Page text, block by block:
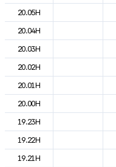
20.05H
20.04H
20.03H
20.02H
20.01H
20.00H
19.23H
19.22H
19.21H